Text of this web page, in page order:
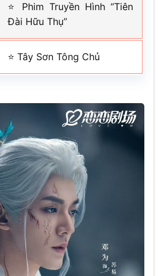
⭐ Phim Truyền Hình “Tiên
Đài Hữu Thụ”
⭐ Tây Sơn Tông Chủ